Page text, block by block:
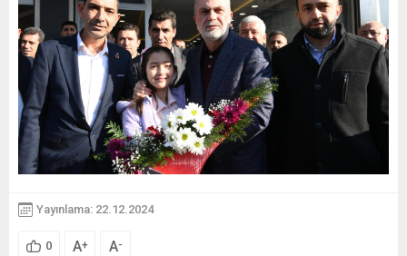
Yayınlama: 22.12.2024
0 A+ A-